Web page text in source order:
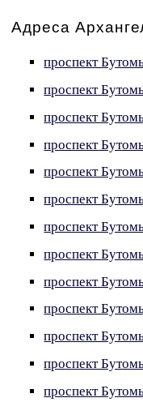
Адреса
проспект
проспект
проспект
проспект
проспект
проспект
проспект
проспект
проспект
проспект
проспект
проспект
проспект